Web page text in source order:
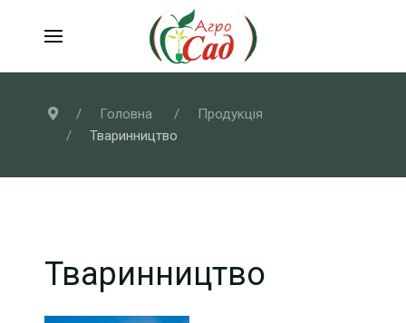
Головна
Продукція
Тваринництво
Тваринництво